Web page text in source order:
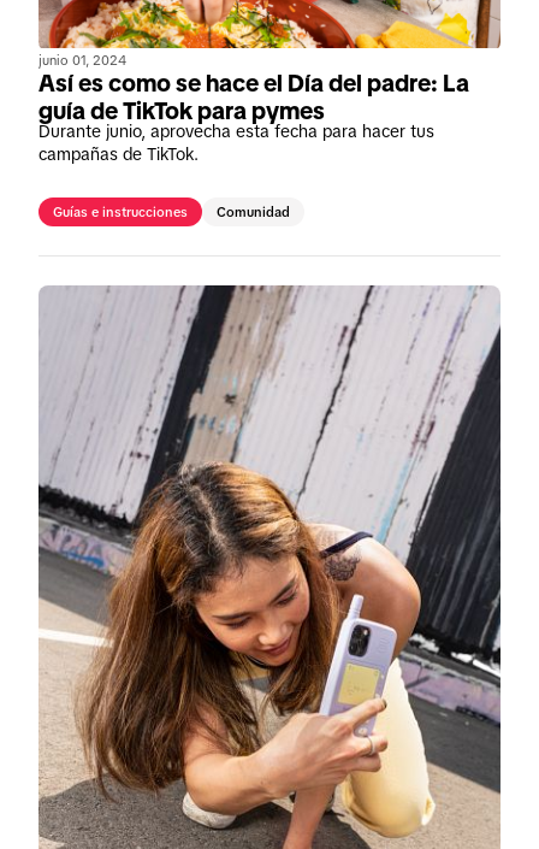
junio 01, 2024
Así es como se hace el Día del padre: La
guía de TikTok para pymes
Durante junio, aprovecha esta fecha para hacer tus
campañas de TikTok.
Guías e instrucciones Comunidad